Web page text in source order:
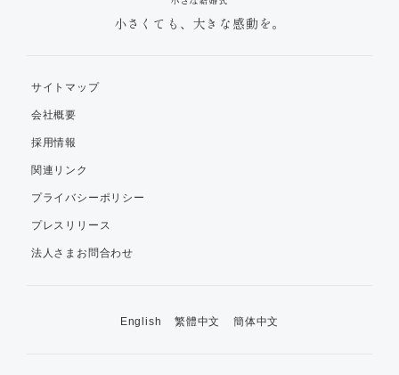
小さくても、大きな感動を。
サイトマップ
会社概要
採用情報
関連リンク
プライバシーポリシー
プレスリリース
法人さまお問合わせ
English 繁體中文 簡体中文